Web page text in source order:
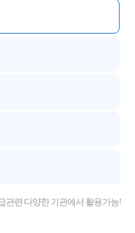
관련 다양한 기관에서 활용가능!